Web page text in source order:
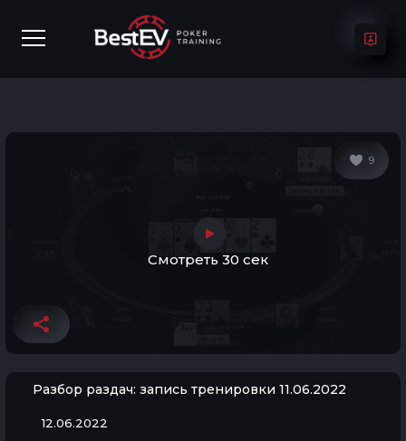
Смотреть 30 сек
Разбор раздач: запись тренировки 11.06.2022
9
12.06.2022